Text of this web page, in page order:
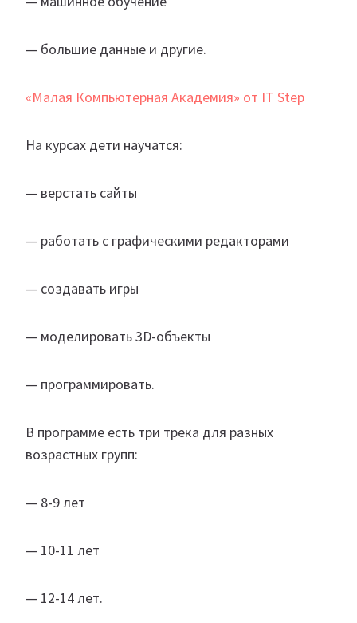
— большие данные и другие.
«Малая Компьютерная Академия» от IT Step
На курсах дети научатся:
— верстать сайты
— работать с графическими редакторами
— создавать игры
— моделировать 3D-объекты
— программировать.
В программе есть три трека для разных
возрастных групп:
— 8-9 лет
— 10-11 лет
— 12-14 лет.